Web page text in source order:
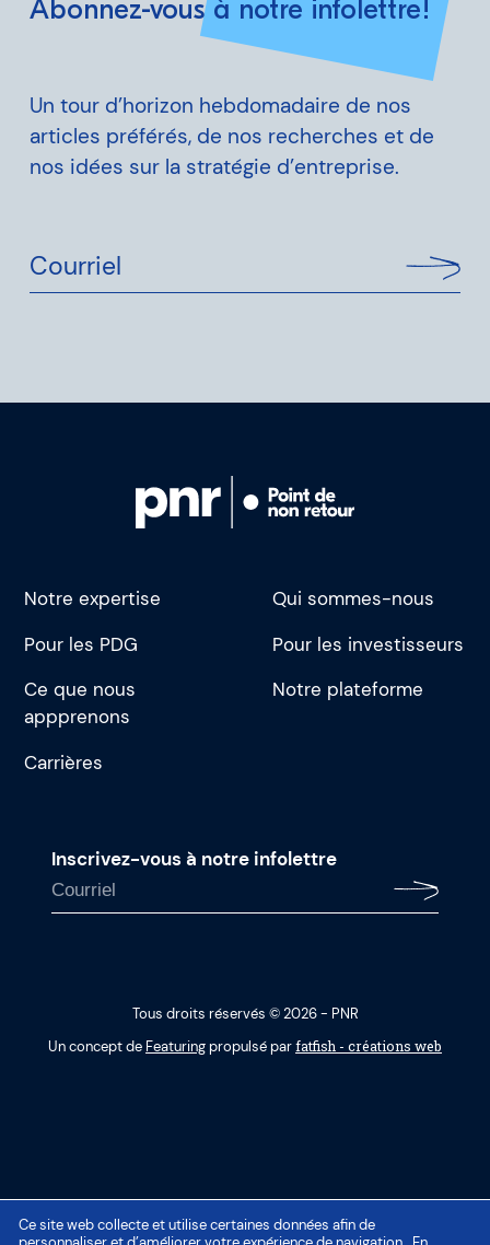
Ce site web collecte et utilise certaines données afin de
Abonnez-vous à notre infolettre!
Un tour d’horizon hebdomadaire de nos
articles préférés, de nos recherches et de
nos idées sur la stratégie d’entreprise.
Courriel
Notre expertise
Qui sommes-nous
Pour les PDG
Pour les investisseurs
Ce que nous
appprenons
Notre plateforme
Carrières
Inscrivez-vous à notre infolettre
Tous droits réservés © 2026 - PNR
Un concept de Featuringpropulsé parfatfish - créations web